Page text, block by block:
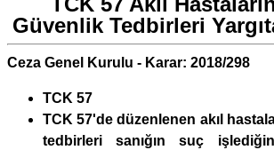
Güvenlik Tedbirleri
Ceza Genel Kurulu - Karar: 2018/298
TCK 57
TCK 57'de düzenlenen akıl
tedbirleri sanığın suç